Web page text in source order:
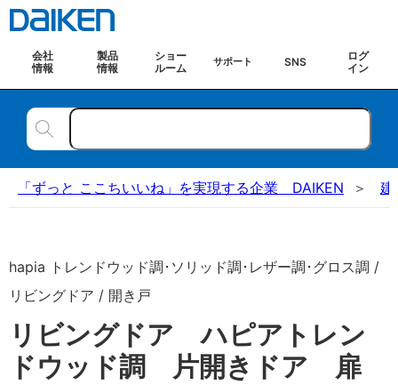
会社
情報
製品
情報
ショー
ルーム
サポート SNS
ログ
イン
「ずっと ここちいいね」を実現する企業 DAIKEN 建
hapia トレンドウッド調･ソリッド調･レザー調･グロス調 /
リビングドア / 開き戸
リビングドア ハピアトレン
ドウッド調 片開きドア 扉